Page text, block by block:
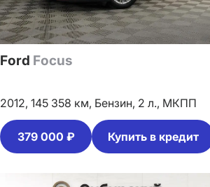
Ford Focus
2012, 145 358 км, Бензин, 2 л., МКПП
379 000 ₽ Купить в кредит